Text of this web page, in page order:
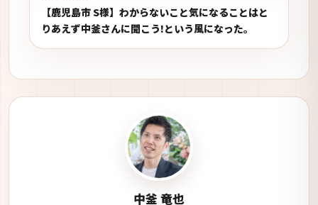
【鹿児島市 S様】わからないこと気になることはと
りあえず中釜さんに聞こう!という風になった。
中釜 竜也